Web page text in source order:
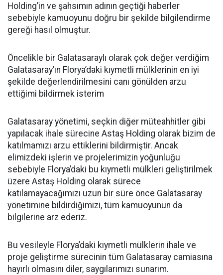
Holding’in ve şahsımın adının geçtiği haberler
sebebiyle kamuoyunu doğru bir şekilde bilgilendirme
gereği hasıl olmuştur.
Öncelikle bir Galatasaraylı olarak çok değer verdiğim
Galatasaray’ın Florya’daki kıymetli mülklerinin en iyi
şekilde değerlendirilmesini canı gönülden arzu
ettiğimi bildirmek isterim
Galatasaray yönetimi, seçkin diğer müteahhitler gibi
yapılacak ihale sürecine Astaş Holding olarak bizim de
katılmamızı arzu ettiklerini bildirmiştir. Ancak
elimizdeki işlerin ve projelerimizin yoğunluğu
sebebiyle Florya’daki bu kıymetli mülkleri geliştirilmek
üzere Astaş Holding olarak sürece
katılamayacağımızı uzun bir süre önce Galatasaray
yönetimine bildirdiğimizi, tüm kamuoyunun da
bilgilerine arz ederiz.
Bu vesileyle Florya’daki kıymetli mülklerin ihale ve
proje geliştirme sürecinin tüm Galatasaray camiasına
hayırlı olmasını diler, saygılarımızı sunarım.